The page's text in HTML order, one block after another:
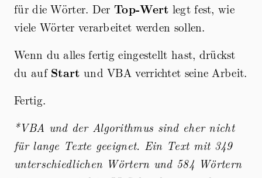
für die Wörter. DerTop-Wert legt fest, wie
viele Wörter verarbeitet werden sollen.
Wenn du alles fertig eingestellt hast, drückst
du auf Start und VBA verrichtet seine Arbeit.
Fertig.
*VBA und der Algorithmus sind eher nicht
für lange Texte geeignet. Ein Text mit 349
unterschiedlichen Wörtern und 584 Wörtern